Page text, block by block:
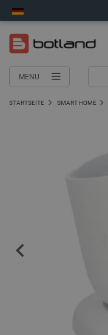
MENU
STARTSEITE SMART HOME